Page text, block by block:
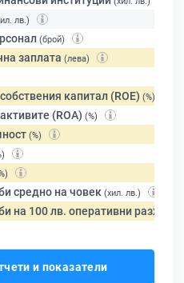
лв.)
(брой)
заплата (лева)
капитал (ROE) (%)
(ROA) (%)
(%)
средно на човек (хил. лв.)
на 100 лв. оперативни разходи
и показатели